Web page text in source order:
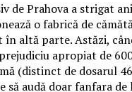
de Prahova a strigat
o fabrică de
în altă parte. Astăzi,
apropiat de
(distinct de dosarul
să audă doar fanfara de